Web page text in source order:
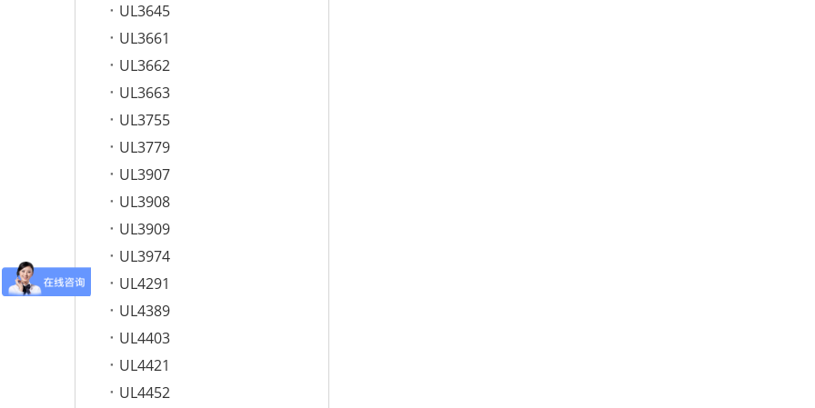
UL3645
UL3661
UL3662
UL3663
UL3755
UL3779
UL3907
UL3908
UL3909
UL3974
UL4291
UL4389
UL4403
UL4421
UL4452